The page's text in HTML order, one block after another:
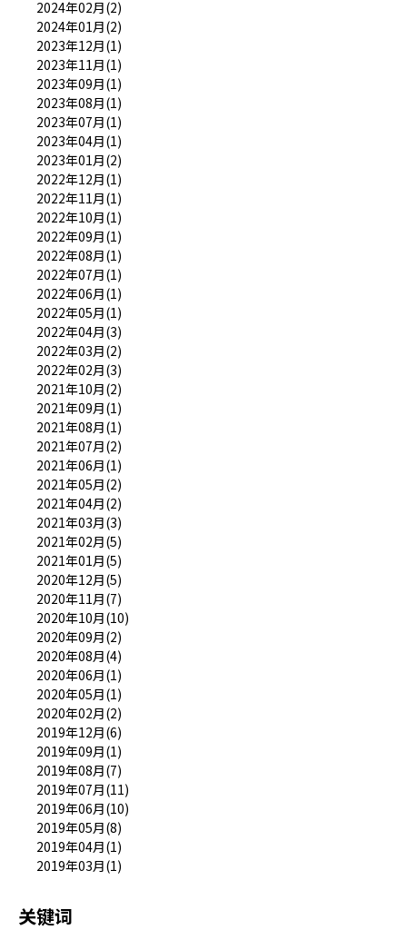
2024年02月(2)
2024年01月(2)
2023年12月(1)
2023年11月(1)
2023年09月(1)
2023年08月(1)
2023年07月(1)
2023年04月(1)
2023年01月(2)
2022年12月(1)
2022年11月(1)
2022年10月(1)
2022年09月(1)
2022年08月(1)
2022年07月(1)
2022年06月(1)
2022年05月(1)
2022年04月(3)
2022年03月(2)
2022年02月(3)
2021年10月(2)
2021年09月(1)
2021年08月(1)
2021年07月(2)
2021年06月(1)
2021年05月(2)
2021年04月(2)
2021年03月(3)
2021年02月(5)
2021年01月(5)
2020年12月(5)
2020年11月(7)
2020年10月(10)
2020年09月(2)
2020年08月(4)
2020年06月(1)
2020年05月(1)
2020年02月(2)
2019年12月(6)
2019年09月(1)
2019年08月(7)
2019年07月(11)
2019年06月(10)
2019年05月(8)
2019年04月(1)
2019年03月(1)
关键词